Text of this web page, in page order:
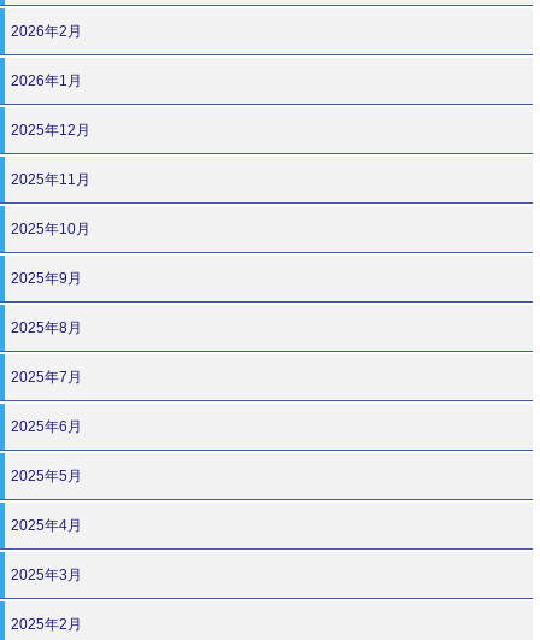
2026年2月
2026年1月
2025年12月
2025年11月
2025年10月
2025年9月
2025年8月
2025年7月
2025年6月
2025年5月
2025年4月
2025年3月
2025年2月